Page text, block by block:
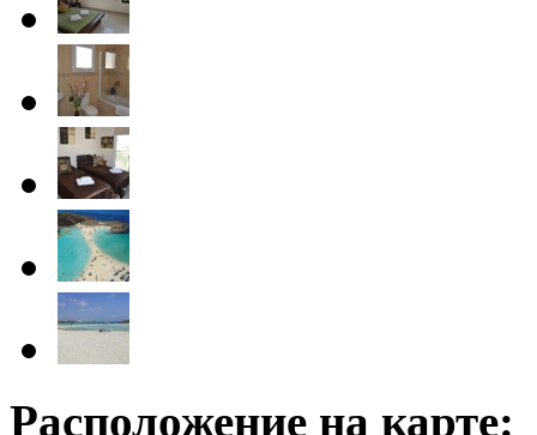
Расположение на карте: